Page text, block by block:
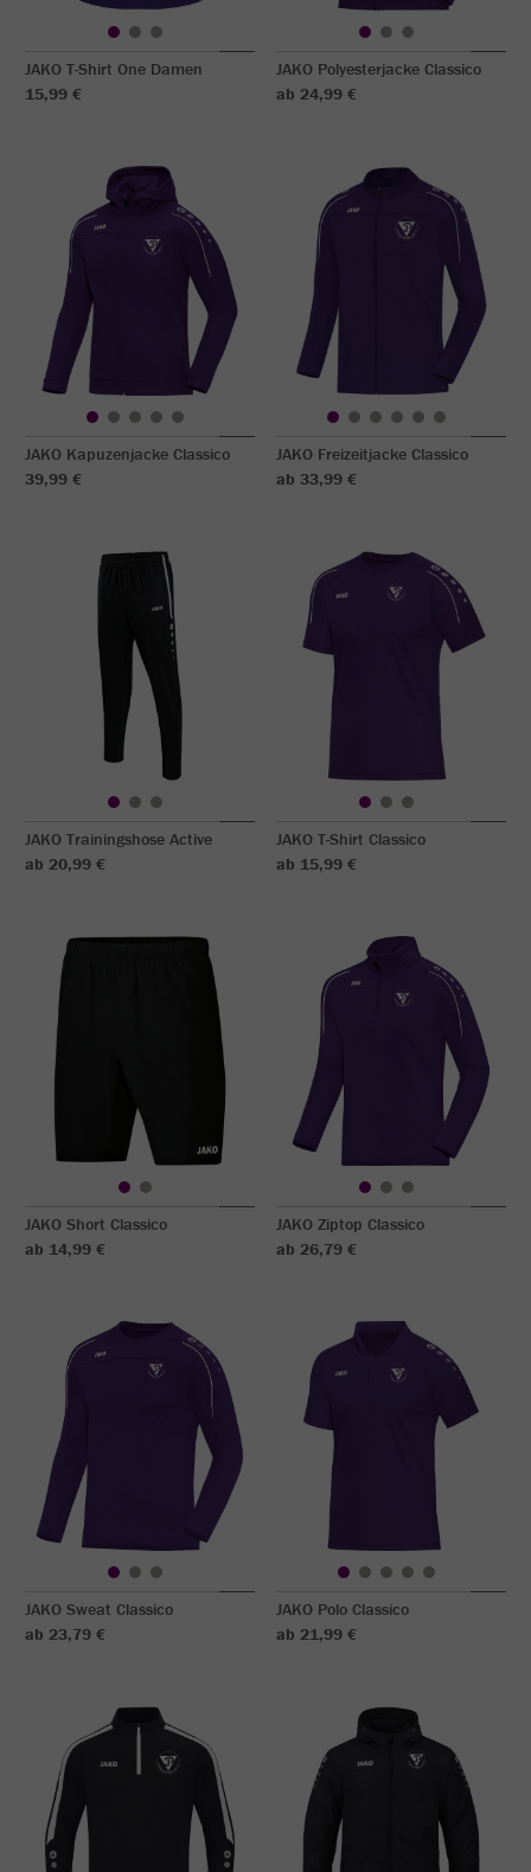
JAKO T-Shirt One Damen
15,99 €
JAKO Polyesterjacke Classico
ab 24,99 €
JAKO Kapuzenjacke Classico
39,99 €
JAKO Freizeitjacke Classico
ab 33,99 €
JAKO Trainingshose Active
ab 20,99 €
JAKO T-Shirt Classico
ab 15,99 €
JAKO Short Classico
ab 14,99 €
JAKO Ziptop Classico
ab 26,79 €
JAKO Sweat Classico
ab 23,79 €
JAKO Polo Classico
ab 21,99 €